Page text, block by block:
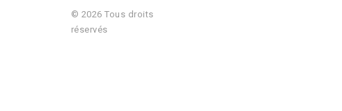
© 2026 Tous droits
réservés